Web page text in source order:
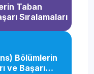
Taban
Sıralamaları
Bölümlerin
ve Başarı